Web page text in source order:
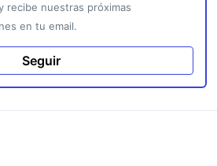
recibe nuestras próximas
en tu email.
Seguir